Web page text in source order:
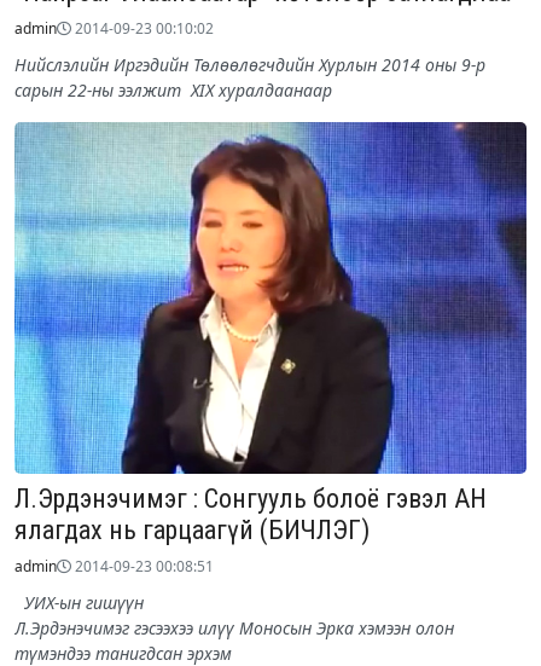
admin 2014-09-23 00:10:02
Нийслэлийн Иргэдийн Төлөөлөгчдийн Хурлын 2014 оны 9-р
сарын 22-ны ээлжит XIX хуралдаанаар
Л.Эрдэнэчимэг : Сонгууль болоё гэвэл АН
ялагдах нь гарцаагүй (БИЧЛЭГ)
admin 2014-09-23 00:08:51
Л.Эрдэнэчимэг гэсээхээ илүү Моносын Эрка хэмээн олон
түмэндээ танигдсан эрхэм